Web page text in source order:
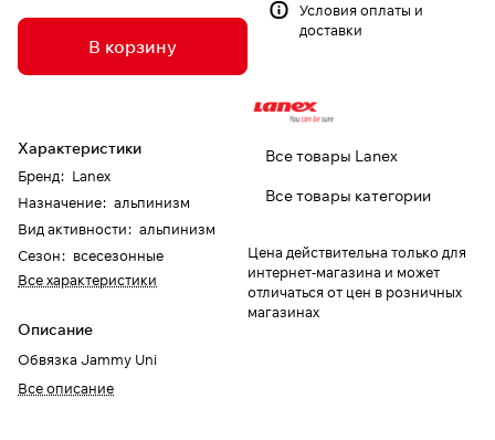
В корзину
Характеристики
Бренд: Lanex
Назначение: альпинизм
Вид активности: альпинизм
Сезон: всесезонные
Все характеристики
Описание
Обвязка Jammy Uni
Все описание
Условия оплаты и
доставки
Все товары Lanex
Все товары категории
Цена действительна только для
интернет-магазина и может
отличаться от цен в розничных
магазинах